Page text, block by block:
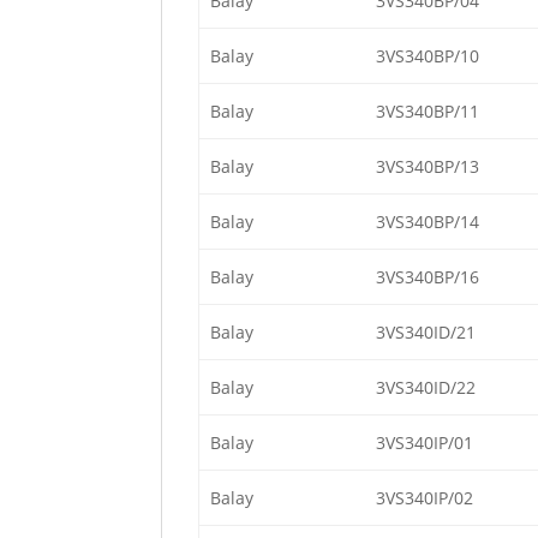
Balay 3VS340BP/10
Balay 3VS340BP/11
Balay 3VS340BP/13
Balay 3VS340BP/14
Balay 3VS340BP/16
Balay 3VS340ID/21
Balay 3VS340ID/22
Balay 3VS340IP/01
Balay 3VS340IP/02